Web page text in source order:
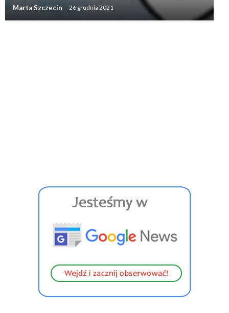
Marta Szczecin 26 grudnia 2021